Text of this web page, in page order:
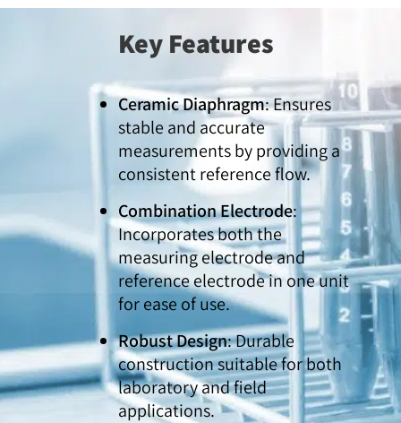
Key Features
Ceramic Diaphragm: Ensures
stable and accurate
measurements by providing a
consistent reference flow.
Combination Electrode:
Incorporates both the
measuring electrode and
reference electrode in one unit
for ease of use.
Robust Design: Durable
construction suitable for both
laboratory and field
applications.